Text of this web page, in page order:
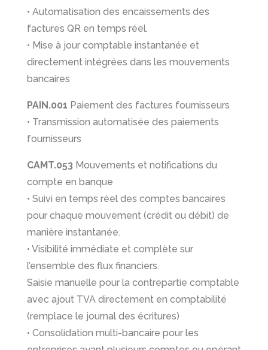
• Automatisation des encaissements des
factures QR en temps réel.
• Mise à jour comptable instantanée et
directement intégrées dans les mouvements
bancaires
PAIN.001 Paiement des factures fournisseurs
• Transmission automatisée des paiements
fournisseurs
CAMT.053 Mouvements et notifications du
compte en banque
• Suivi en temps réel des comptes bancaires
pour chaque mouvement (crédit ou débit) de
manière instantanée.
• Visibilité immédiate et complète sur
l’ensemble des flux financiers.
Saisie manuelle pour la contrepartie comptable
avec ajout TVA directement en comptabilité
(remplace le journal des écritures)
• Consolidation multi-bancaire pour les